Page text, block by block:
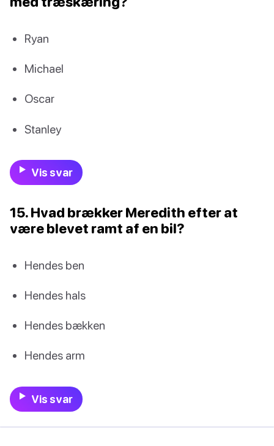
Ryan
Michael
Oscar
Stanley
Vis svar
15. Hvad brækker Meredith efter at
være blevet ramt af en bil?
Hendes ben
Hendes hals
Hendes bækken
Hendes arm
Vis svar